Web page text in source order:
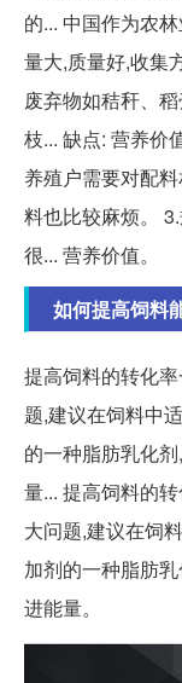
的... 中国作为农
量大,质量好,收集
废弃物如秸秆、
枝... 缺点: 营养价
养殖户需要对配
料也比较麻烦。
很... 营养价值。
如何提高饲料
提高饲料的转化
题,建议在饲料中
的一种脂肪乳化
量... 提高饲料的
大问题,建议在饲
加剂的一种脂肪
进能量。